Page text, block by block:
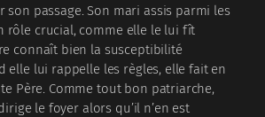
son passage. Son mari assis parmi les
rôle crucial, comme elle le lui fît
connaît bien la susceptibilité
elle lui rappelle les règles, elle fait en
Père. Comme tout bon patriarche,
le foyer alors qu’il n’en est